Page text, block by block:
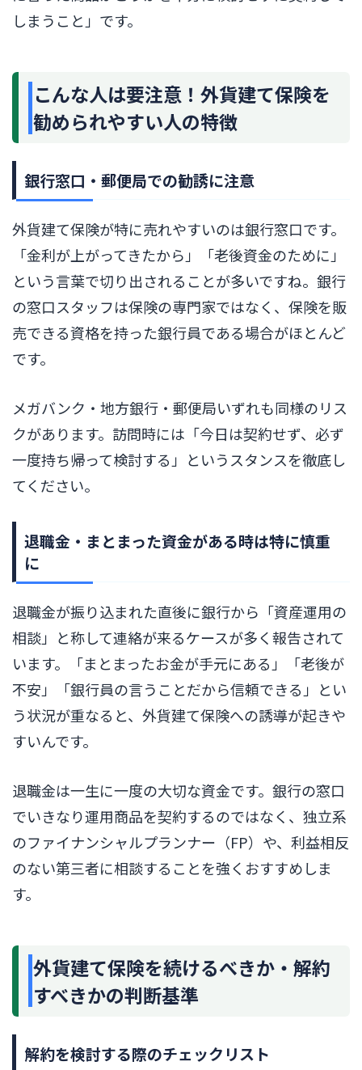
しまうこと」です。
こんな人は要注意！外貨建て保険を
勧められやすい人の特徴
銀行窓口・郵便局での勧誘に注意
外貨建て保険が特に売れやすいのは銀行窓口です。
「金利が上がってきたから」「老後資金のために」
という言葉で切り出されることが多いですね。銀行
の窓口スタッフは保険の専門家ではなく、保険を販
売できる資格を持った銀行員である場合がほとんど
です。
メガバンク・地方銀行・郵便局いずれも同様のリス
クがあります。訪問時には「今日は契約せず、必ず
一度持ち帰って検討する」というスタンスを徹底し
てください。
退職金・まとまった資金がある時は特に慎重
に
退職金が振り込まれた直後に銀行から「資産運用の
相談」と称して連絡が来るケースが多く報告されて
います。「まとまったお金が手元にある」「老後が
不安」「銀行員の言うことだから信頼できる」とい
う状況が重なると、外貨建て保険への誘導が起きや
すいんです。
退職金は一生に一度の大切な資金です。銀行の窓口
でいきなり運用商品を契約するのではなく、独立系
のファイナンシャルプランナー（FP）や、利益相反
のない第三者に相談することを強くおすすめしま
す。
外貨建て保険を続けるべきか・解約
すべきかの判断基準
解約を検討する際のチェックリスト